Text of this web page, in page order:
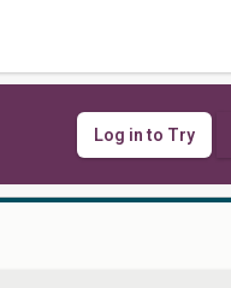
Log in to Try